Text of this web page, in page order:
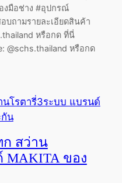
งมือช่าง #อุปกรณ์
บถามรายละเอียดสินค้า
หรือกด ที่นี่
@schs.thailand หรือกด
สว่าน
MAKITA ของ